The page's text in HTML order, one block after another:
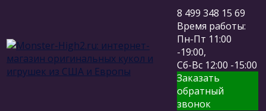
8 499 348 15 69
Время работы:
Пн-Пт 11:00
-19:00,
Сб-Вс 12:00 -15:00
Заказать
обратный
звонок